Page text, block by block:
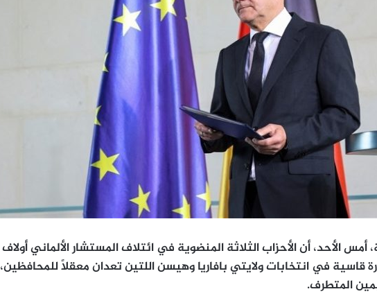
الأحد، أن الأحزاب الثلاثة المنضوية في ائتلاف المستشار الألماني أولاف
في انتخابات ولايتي بافاريا وهيسن اللتين تعدان معقلاً للمحافظين،
المتطرف.